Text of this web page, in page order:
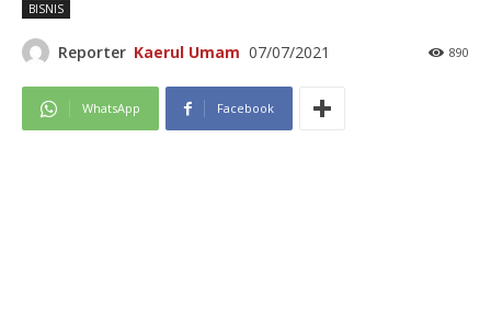
BISNIS
Reporter Kaerul Umam 07/07/2021 890
WhatsApp Facebook